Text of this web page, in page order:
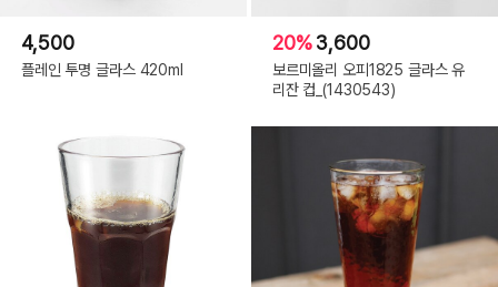
4,500
플레인 투명 글라스 420ml
20%3,600
보르미올리 오피1825 글라스 유
리잔 컵_(1430543)